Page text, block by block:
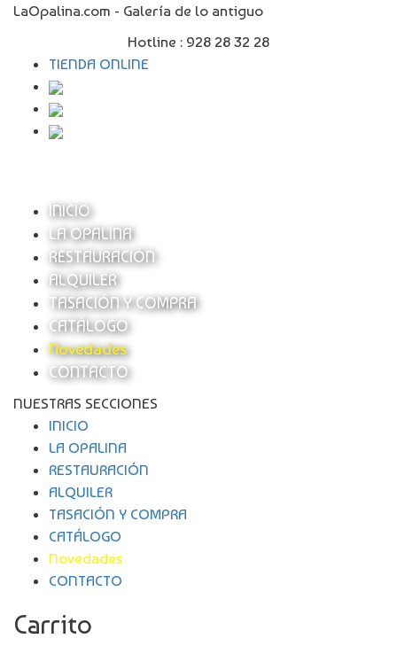
LaOpalina.com - Galería de lo antiguo
Hotline : 928 28 32 28
TIENDA ONLINE
INICIO
LA OPALINA
RESTAURACIÓN
ALQUILER
TASACIÓN Y COMPRA
CATÁLOGO
Novedades
CONTACTO
NUESTRAS SECCIONES
INICIO
LA OPALINA
RESTAURACIÓN
ALQUILER
TASACIÓN Y COMPRA
CATÁLOGO
Novedades
CONTACTO
Carrito